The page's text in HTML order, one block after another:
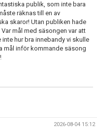
publik, som inte bara
räknas till en av
skaror! Utan publiken hade
mål med säsongen var att
hur bra innebandy vi skulle
mål inför kommande säsong
2026-08-04 15:12